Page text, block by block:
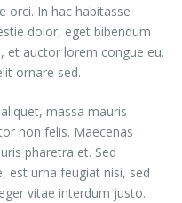
orci. In hac habitasse
dolor, eget bibendum
et auctor lorem congue eu.
ornare sed.
massa mauris
non felis. Maecenas
pharetra et. Sed
est urna feugiat nisi, sed
vitae interdum justo.